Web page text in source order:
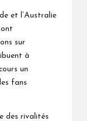
et l’Australie
sur
à
un
fans
des rivalités